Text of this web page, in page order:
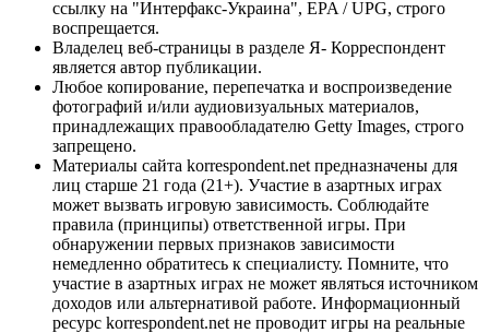
ссылку на "Интерфакс-Украина", EPA / UPG, строго
воспрещается.
Владелец веб-страницы в разделе Я- Корреспондент
является автор публикации.
Любое копирование, перепечатка и воспроизведение
фотографий и/или аудиовизуальных материалов,
принадлежащих правообладателю Getty Images, строго
запрещено.
Материалы сайта korrespondent.net предназначены для
лиц старше 21 года (21+). Участие в азартных играх
может вызвать игровую зависимость. Соблюдайте
правила (принципы) ответственной игры. При
обнаружении первых признаков зависимости
немедленно обратитесь к специалисту. Помните, что
участие в азартных играх не может являться источником
доходов или альтернативой работе. Информационный
ресурс korrespondent.net не проводит игры на реальные